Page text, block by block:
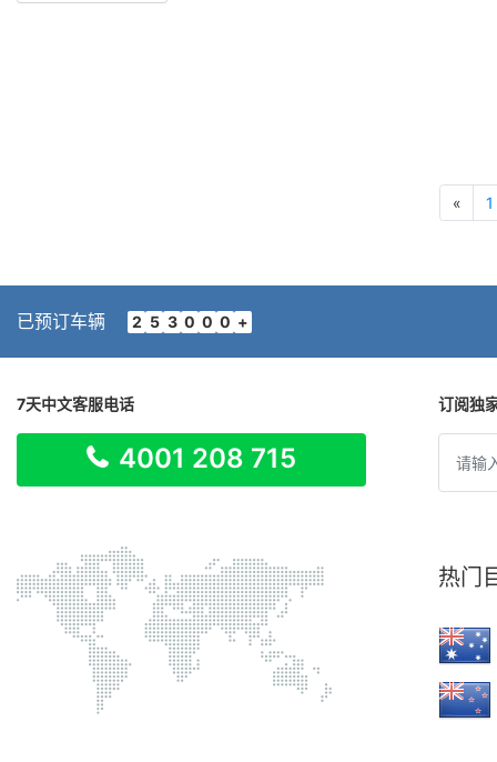
« 1
已预订车辆 2 5 3 0 0 0 +
7天中文客服电话
4001 208 715
订阅独
热门